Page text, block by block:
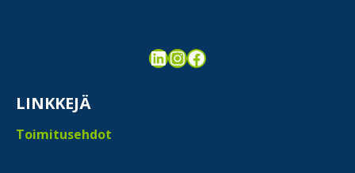
LinkedIn
Instagram
Facebook
LINKKEJÄ
Toimitusehdot